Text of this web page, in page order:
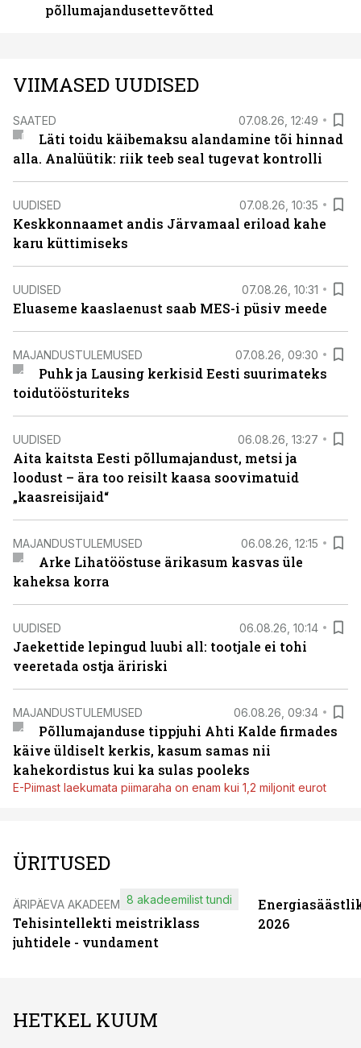
põllumajandusettevõtted
VIIMASED UUDISED
SAATED 07.08.26, 12:49
Läti toidu käibemaksu alandamine tõi hinnad
alla. Analüütik: riik teeb seal tugevat kontrolli
UUDISED 07.08.26, 10:35
Keskkonnaamet andis Järvamaal eriload kahe
karu küttimiseks
UUDISED 07.08.26, 10:31
Eluaseme kaaslaenust saab MES-i püsiv meede
MAJANDUSTULEMUSED 07.08.26, 09:30
Puhk ja Lausing kerkisid Eesti suurimateks
toidutöösturiteks
UUDISED 06.08.26, 13:27
Aita kaitsta Eesti põllumajandust, metsi ja
loodust – ära too reisilt kaasa soovimatuid
„kaasreisijaid“
MAJANDUSTULEMUSED 06.08.26, 12:15
Arke Lihatööstuse ärikasum kasvas üle
kaheksa korra
UUDISED 06.08.26, 10:14
Jaekettide lepingud luubi all: tootjale ei tohi
veeretada ostja äririski
MAJANDUSTULEMUSED 06.08.26, 09:34
Põllumajanduse tippjuhi Ahti Kalde firmades
käive üldiselt kerkis, kasum samas nii
kahekordistus kui ka sulas pooleks
E-Piimast laekumata piimaraha on enam kui 1,2 miljonit eurot
ÜRITUSED
ÄRIPÄEVA AKADEEMIA
Tehisintellekti meistriklass
juhtidele - vundament
8 akadeemilist tundi
2026
HETKEL KUUM